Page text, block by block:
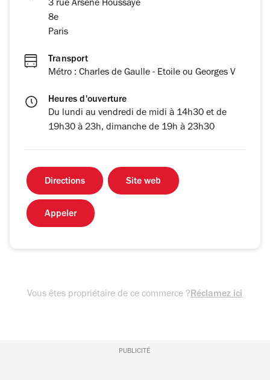
3 rue Arsène Houssaye
8e
Paris
Transport
Métro : Charles de Gaulle - Etoile ou Georges V
Heures d'ouverture
Du lundi au vendredi de midi à 14h30 et de
19h30 à 23h, dimanche de 19h à 23h30
Directions Site web
Appeler
Vous êtes propriétaire de ce commerce ?Réclamez ici
PUBLICITÉ